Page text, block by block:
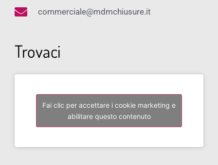
commerciale@mdmchiusure.it
Trovaci
Fai clic per accettare i cookie marketing e
abilitare questo contenuto